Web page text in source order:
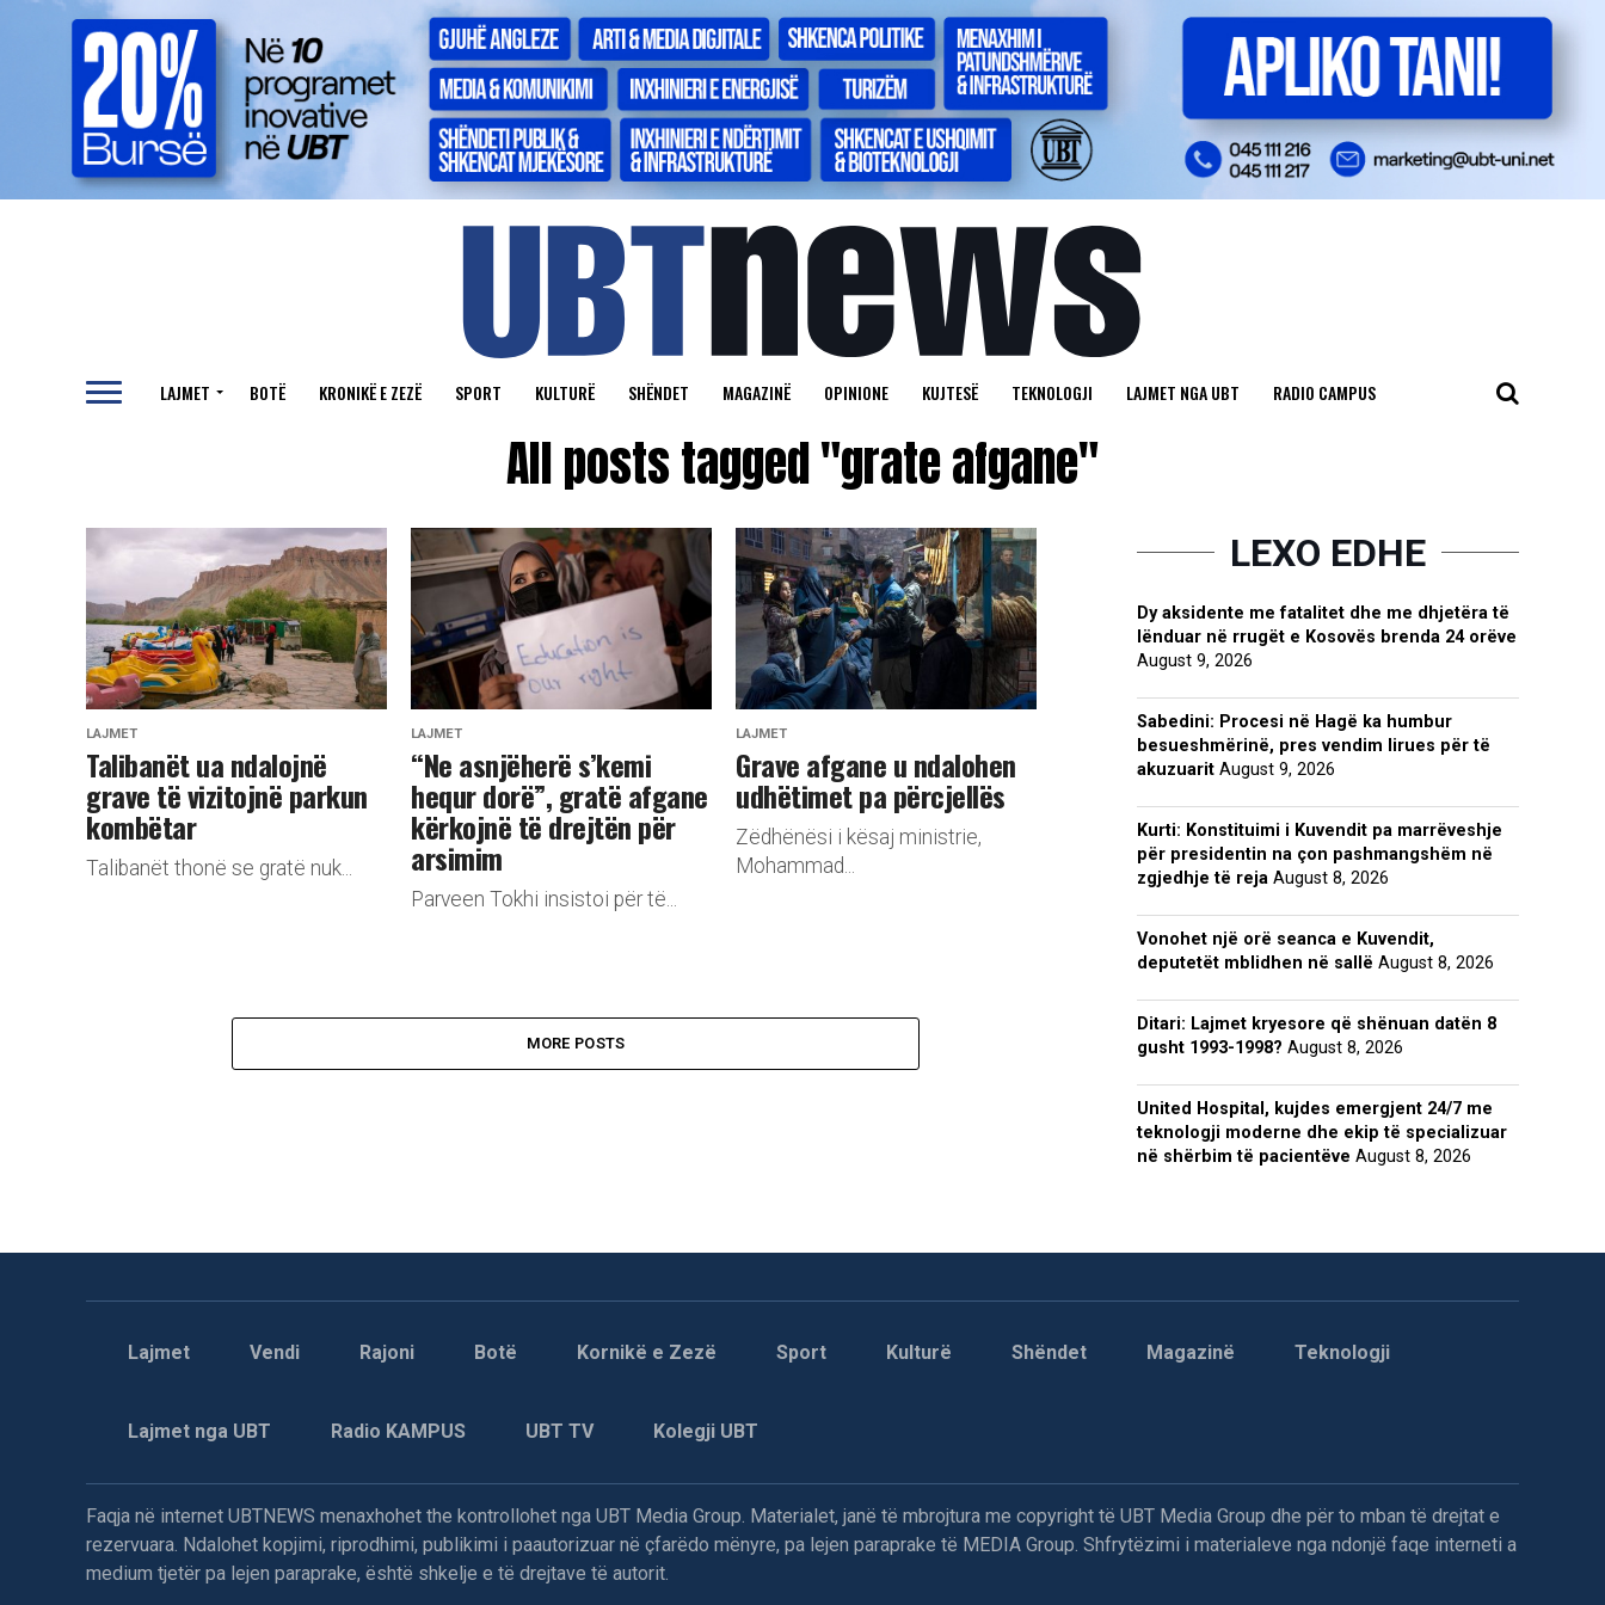
LAJMET BOTË KRONIKË E ZEZË SPORT KULTURË SHËNDET MAGAZINË OPINIONE KUJTESË TEKNOLOGJI LAJMET NGA UBT RADIO CAMPUS
All posts tagged "grate afgane"
LAJMET
Talibanët ua ndalojnë
grave të vizitojnë parkun
kombëtar
Talibanët thonë se gratë nuk...
LAJMET
“Ne asnjëherë s’kemi
hequr dorë”, gratë afgane
kërkojnë të drejtën për
arsimim
Parveen Tokhi insistoi për të...
LAJMET
Grave afgane u ndalohen
udhëtimet pa përcjellës
Zëdhënësi i kësaj ministrie,
Mohammad...
MORE POSTS
LEXO EDHE
Dy aksidente me fatalitet dhe me dhjetëra të
lënduar në rrugët e Kosovës brenda 24 orëve
August 9, 2026
Sabedini: Procesi në Hagë ka humbur
besueshmërinë, pres vendim lirues për të
akuzuarit August 9, 2026
Kurti: Konstituimi i Kuvendit pa marrëveshje
për presidentin na çon pashmangshëm në
zgjedhje të reja August 8, 2026
Vonohet një orë seanca e Kuvendit,
deputetët mblidhen në sallë August 8, 2026
Ditari: Lajmet kryesore që shënuan datën 8
gusht 1993-1998? August 8, 2026
United Hospital, kujdes emergjent 24/7 me
teknologji moderne dhe ekip të specializuar
në shërbim të pacientëve August 8, 2026
Lajmet Vendi Rajoni Botë Kornikë e Zezë Sport Kulturë Shëndet Magazinë Teknologji
Lajmet nga UBT Radio KAMPUS UBT TV Kolegji UBT
Faqja në internet UBTNEWS menaxhohet the kontrollohet nga UBT Media Group. Materialet, janë të mbrojtura me copyright të UBT Media Group dhe për to mban të drejtat e
rezervuara. Ndalohet kopjimi, riprodhimi, publikimi i paautorizuar në çfarëdo mënyre, pa lejen paraprake të MEDIA Group. Shfrytëzimi i materialeve nga ndonjë faqe interneti a
medium tjetër pa lejen paraprake, është shkelje e të drejtave të autorit.